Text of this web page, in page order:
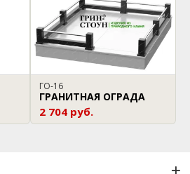
ГО-16
ГРАНИТНАЯ ОГРАДА
2 704 руб.